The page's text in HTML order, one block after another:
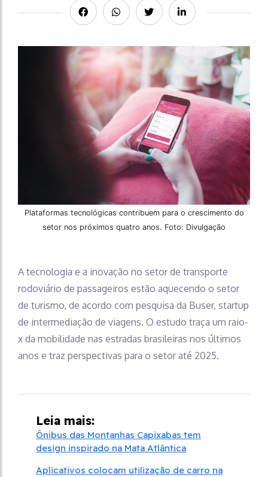
Plataformas tecnológicas contribuem para o crescimento do
setor nos próximos quatro anos. Foto: Divulgação
A tecnologia e a inovação no setor de transporte
rodoviário de passageiros estão aquecendo o setor
de turismo, de acordo com pesquisa da Buser, startup
de intermediação de viagens. O estudo traça um raio-
x da mobilidade nas estradas brasileiras nos últimos
anos e traz perspectivas para o setor até 2025.
Leia mais:
Ônibus das Montanhas Capixabas tem
design inspirado na Mata Atlântica
Aplicativos colocam utilização de carro na